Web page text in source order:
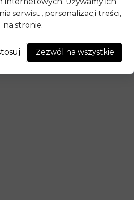
serwisu, personalizacji treści,
stronie.
Zezwól na wszystkie